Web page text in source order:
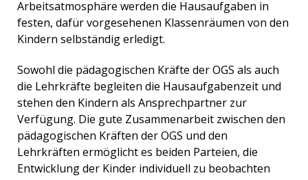
Arbeitsatmosphäre werden die Hausaufgaben in
festen, dafür vorgesehenen Klassenräumen von den
Kindern selbständig erledigt.
Sowohl die pädagogischen Kräfte der OGS als auch
die Lehrkräfte begleiten die Hausaufgabenzeit und
stehen den Kindern als Ansprechpartner zur
Verfügung. Die gute Zusammenarbeit zwischen den
pädagogischen Kräften der OGS und den
Lehrkräften ermöglicht es beiden Parteien, die
Entwicklung der Kinder individuell zu beobachten